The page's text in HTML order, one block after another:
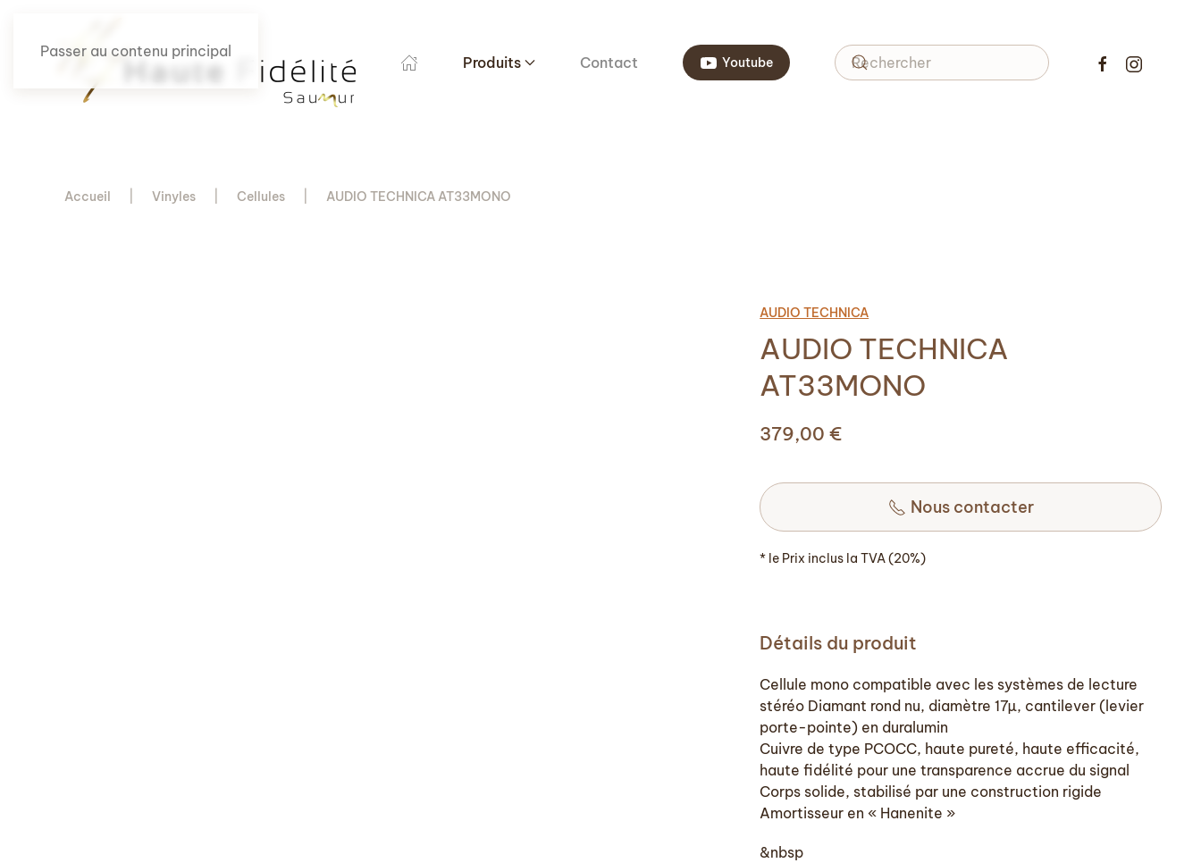
Passer au contenu principal
Produits Contact Youtube
Accueil Vinyles Cellules AUDIO TECHNICA AT33MONO
AUDIO TECHNICA
AUDIO TECHNICA
AT33MONO
379,00€
Nous contacter
* le Prix inclus la TVA (20%)
Détails du produit
Cellule mono compatible avec les systèmes de lecture
stéréo Diamant rond nu, diamètre 17µ, cantilever (levier
porte-pointe) en duralumin
Cuivre de type PCOCC, haute pureté, haute efficacité,
haute fidélité pour une transparence accrue du signal
Corps solide, stabilisé par une construction rigide
Amortisseur en « Hanenite »
&nbsp